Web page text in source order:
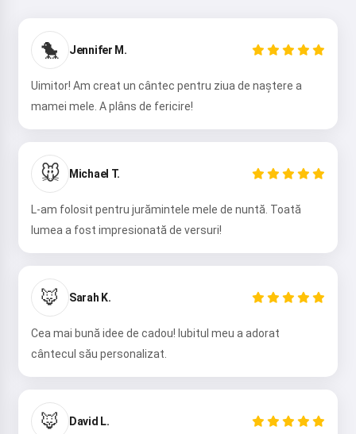
🐤 Jennifer M.
Uimitor! Am creat un cântec pentru ziua de naștere a
mamei mele. A plâns de fericire!
🐭 Michael T.
L-am folosit pentru jurămintele mele de nuntă. Toată
lumea a fost impresionată de versuri!
🦊 Sarah K.
Cea mai bună idee de cadou! Iubitul meu a adorat
cântecul său personalizat.
🦊 David L.
Pot crea cântece, scrie poezii și
felicitări 🥰
Accept: Termenii serviciului,
Politica de confidențialitate
Politica de rambursare